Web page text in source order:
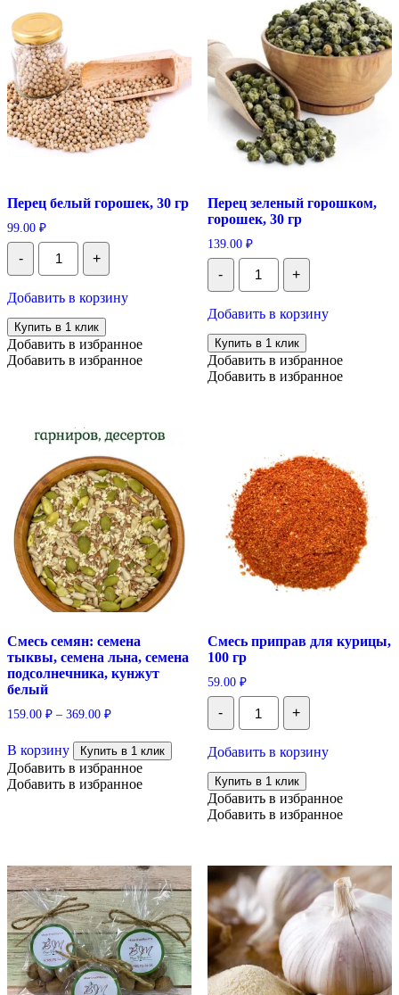
Перец белый горошек, 30 гр
99.00 ₽
-
Количество
Перец
белый
30
гр
+
Добавить в корзину
Купить в 1 клик
Добавить в избранное
Добавить в избранное
Перец зеленый горошком,
горошек, 30 гр
139.00 ₽
-
Количество
Перец
зеленый
горошек,
30
гр
+
Добавить в корзину
Купить в 1 клик
Добавить в избранное
Добавить в избранное
Смесь семян: семена
тыквы, семена льна, семена
подсолнечника, кунжут
белый
159.00 ₽ – 369.00 ₽
В корзинутовар
имеет
несколько
на
странице
товара.
Купить в 1 клик
Добавить в избранное
Добавить в избранное
Смесь приправ для курицы,
100 гр
59.00 ₽
-
Количество
Смесь
приправ
курицы,
100
гр
+
Добавить в корзину
Купить в 1 клик
Добавить в избранное
Добавить в избранное